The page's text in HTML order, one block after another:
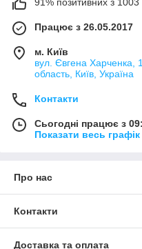
Працює з 26.05.2017
м. Київ
вул. Євгена Харченка,
область, Київ, Україна
Контакти
Сьогодні працює з
Показати весь
Про нас
Контакти
Доставка та оплата